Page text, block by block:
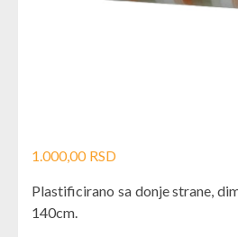
1.000,00 RSD
Plastificirano sa donje strane,
140cm.